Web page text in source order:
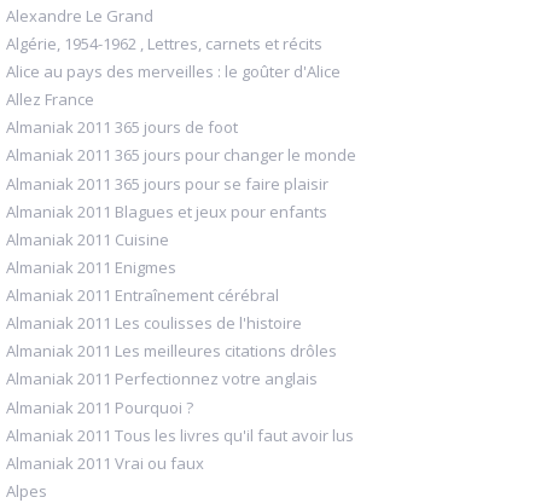
Alexandre Le Grand
Algérie, 1954-1962 , Lettres, carnets et récits
Alice au pays des merveilles : le goûter d'Alice
Allez France
Almaniak 2011 365 jours de foot
Almaniak 2011 365 jours pour changer le monde
Almaniak 2011 365 jours pour se faire plaisir
Almaniak 2011 Blagues et jeux pour enfants
Almaniak 2011 Cuisine
Almaniak 2011 Enigmes
Almaniak 2011 Entraînement cérébral
Almaniak 2011 Les coulisses de l'histoire
Almaniak 2011 Les meilleures citations drôles
Almaniak 2011 Perfectionnez votre anglais
Almaniak 2011 Pourquoi ?
Almaniak 2011 Tous les livres qu'il faut avoir lus
Almaniak 2011 Vrai ou faux
Alpes